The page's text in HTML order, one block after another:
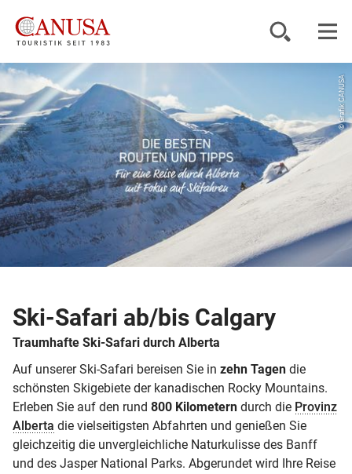
Reiseziele
Reisearten
Inspiration
Service
© Grafik CANUSA
Ski-Safari ab/bis Calgary
Traumhafte Ski-Safari durch Alberta
Auf unserer Ski-Safari bereisen Sie in zehn Tagen die
schönsten Skigebiete der kanadischen Rocky Mountains.
Erleben Sie auf den rund 800 Kilometern durch die Provinz
Alberta die vielseitigsten Abfahrten und genießen Sie
gleichzeitig die unvergleichliche Naturkulisse des Banff
und des Jasper National Parks. Abgerundet wird Ihre Reise